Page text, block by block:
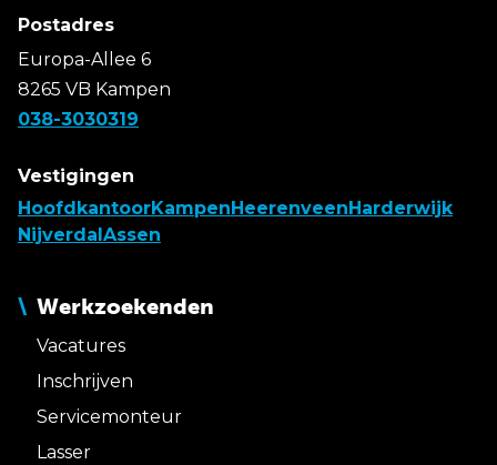
Postadres
Europa-Allee 6
8265 VB Kampen
038-3030319
Vestigingen
HoofdkantoorKampen Heerenveen Harderwijk
Nijverdal Assen
Werkzoekenden
Vacatures
Inschrijven
Servicemonteur
Lasser